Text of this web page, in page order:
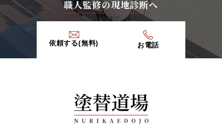
職人監修の現地診断へ
依頼する(無料) お電話